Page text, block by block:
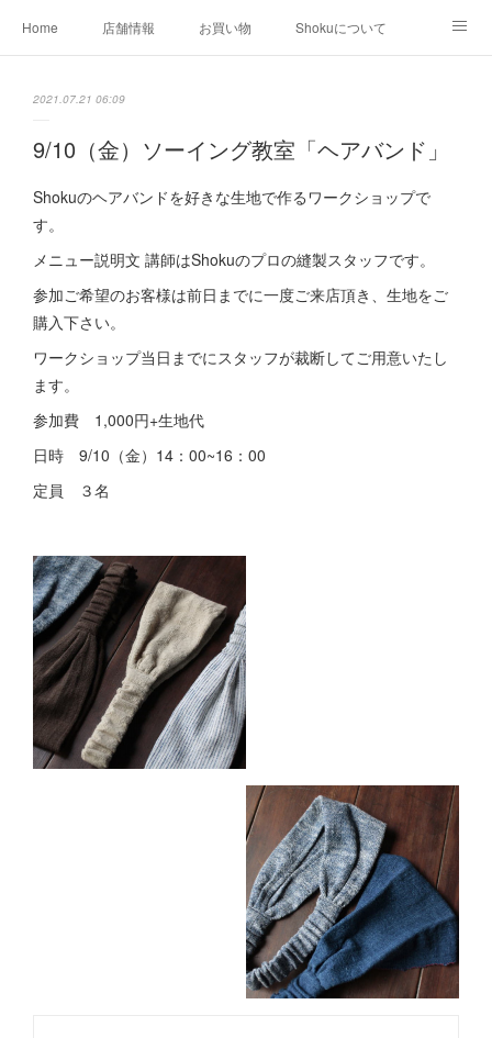
Home 店舗情報 お買い物 Shokuについて
2021.07.21 06:09
9/10（金）ソーイング教室「ヘアバンド」
Shokuのヘアバンドを好きな生地で作るワークショップで
す。
メニュー説明文 講師はShokuのプロの縫製スタッフです。
参加ご希望のお客様は前日までに一度ご来店頂き、生地をご
購入下さい。
ワークショップ当日までにスタッフが裁断してご用意いたし
ます。
参加費 1,000円+生地代
日時 9/10（金）14：00~16：00
定員 ３名